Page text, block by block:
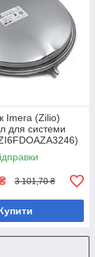
Imera (Zilio)
для системи
3 101,70 ₴